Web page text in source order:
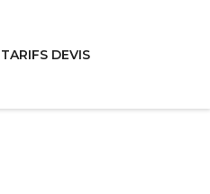
TARIFS DEVIS